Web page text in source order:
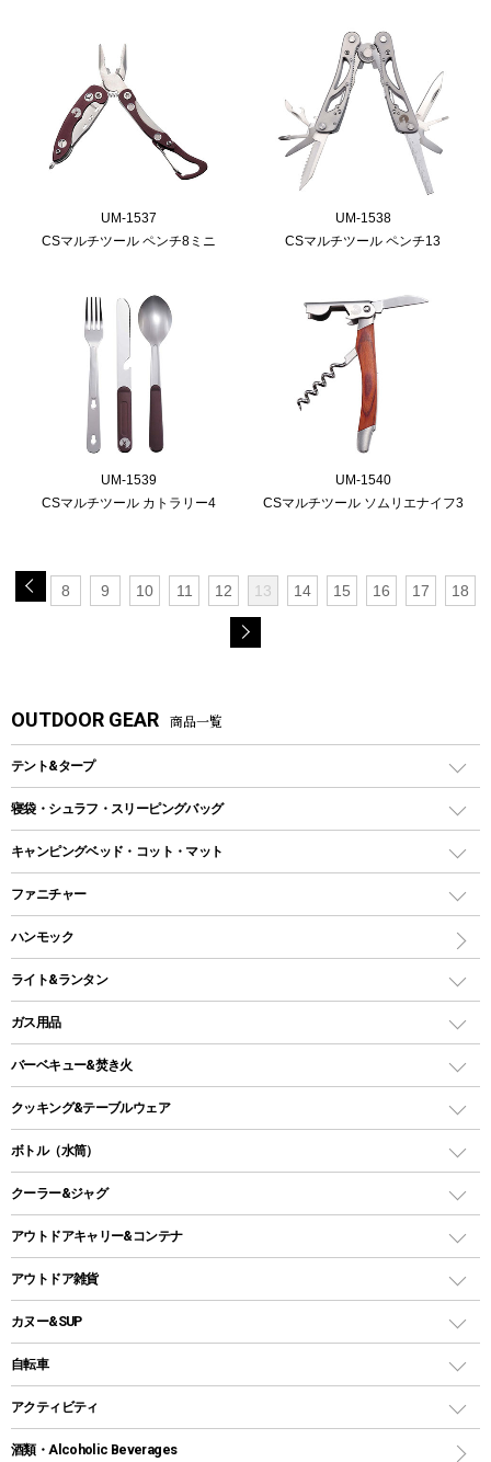
UM-1537
CSマルチツール ペンチ8ミニ
UM-1538
CSマルチツール ペンチ13
UM-1539
CSマルチツール カトラリー4
UM-1540
CSマルチツール ソムリエナイフ3
8 9 10 11 12 13 14 15 16 17 18
OUTDOOR GEAR 商品一覧
テント&タープ
テント
ツールームテント
ワンポールテント
シェルターテント
ロッジ型・オリジナルテント
タープ
スクエアタープ（レクタタープ）
メッシュタープ
自立式タープ
パラソル
テントアクセサリー
ペグ
グランドシート
ガイドロープ
ツール
寝袋・シュラフ・スリーピングバッグ
レクタングラー型（封筒型）シュラフ
インナーシュラフ
キャンピングベッド・コット・マット
キャンピングベッド・コット
インフレータブルマット
ファニチャー
アウトドアテーブル
レジャーシート
ハンモック
ライト&ランタン
LEDランタン
ガスランタン
オイルランタン
LEDライト
ヘッドライト
キャンドル
ガス用品
ガスバーナー
ガス缶
ガストーチ、ライター
バーベキュー&焚き火
バーベキューコンロ、グリル
焚き火台タイプ（ロースタイル）グリル
卓上タイプグリル
パーティータイプグリル
鉄板、アミ
焚き火台&ストーブ
火起こし
クッキング&テーブルウェア
ダッチオーブン
ホットサンドメーカー
クッカーセット
シェラカップ
クッキングツール
ナイフ
ボトル（水筒）
ステンレスボトル
コップ付きタイプ
ワンタッチタイプ
プラスチックボトル
ディズニーボトル
クーラー&ジャグ
クーラーボックス
クーラーバッグ
ウォータージャグ
保冷剤
アウトドアキャリー&コンテナ
アウトドアキャリー
アウトドア雑貨
バックパック&バッグ
リュック、バックパック
トートバッグ、サコッシュ
ショッピングキャリー
カヌー&SUP
インフレータブル
カヤック
自転車
折りたたみ自転車
スポーツサイクル
アクティビティ
マリン
酒類・Alcoholic Beverages